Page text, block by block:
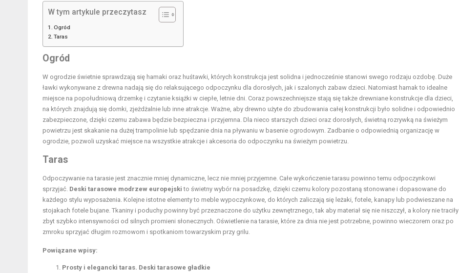
W tym artykule przeczytasz
Ogród
Taras
Ogród
W ogrodzie świetnie sprawdzają się hamaki oraz huśtawki, których konstrukcja jest solidna i jednocześnie stanowi swego rodzaju ozdobę. Duże
ławki wykonywane z drewna nadają się do relaksującego odpoczynku dla dorosłych, jak i szalonych zabaw dzieci. Natomiast hamak to idealne
miejsce na popołudniową drzemkę i czytanie książki w ciepłe, letnie dni. Coraz powszechniejsze stają się także drewniane konstrukcje dla dzieci,
na których znajdują się domki, zjeżdżalnie lub inne atrakcje. Ważne, aby drewno użyte do zbudowania całej konstrukcji było solidne i odpowiednio
zabezpieczone, dzięki czemu zabawa będzie bezpieczna i przyjemna. Dla nieco starszych dzieci oraz dorosłych, świetną rozrywką na świeżym
powietrzu jest skakanie na dużej trampolinie lub spędzanie dnia na pływaniu w basenie ogrodowym. Zadbanie o odpowiednią organizację w
ogrodzie, pozwoli uzyskać miejsce na wszystkie atrakcje i akcesoria do odpoczynku na świeżym powietrzu.
Taras
Odpoczywanie na tarasie jest znacznie mniej dynamiczne, lecz nie mniej przyjemne. Całe wykończenie tarasu powinno temu odpoczynkowi
sprzyjać. Deski tarasowe modrzew europejski to świetny wybór na posadzkę, dzięki czemu kolory pozostaną stonowane i dopasowane do
każdego stylu wyposażenia. Kolejne istotne elementy to meble wypoczynkowe, do których zaliczają się leżaki, fotele, kanapy lub podwieszane na
stojakach fotele bujane. Tkaniny i poduchy powinny być przeznaczone do użytku zewnętrznego, tak aby materiał się nie niszczył, a kolory nie traciły
zbyt szybko intensywności od silnych promieni słonecznych. Oświetlenie na tarasie, które za dnia nie jest potrzebne, powinno wieczorem oraz po
zmroku sprzyjać długim rozmowom i spotkaniom towarzyskim przy grilu.
Powiązane wpisy:
Prosty i elegancki taras. Deski tarasowe gładkie